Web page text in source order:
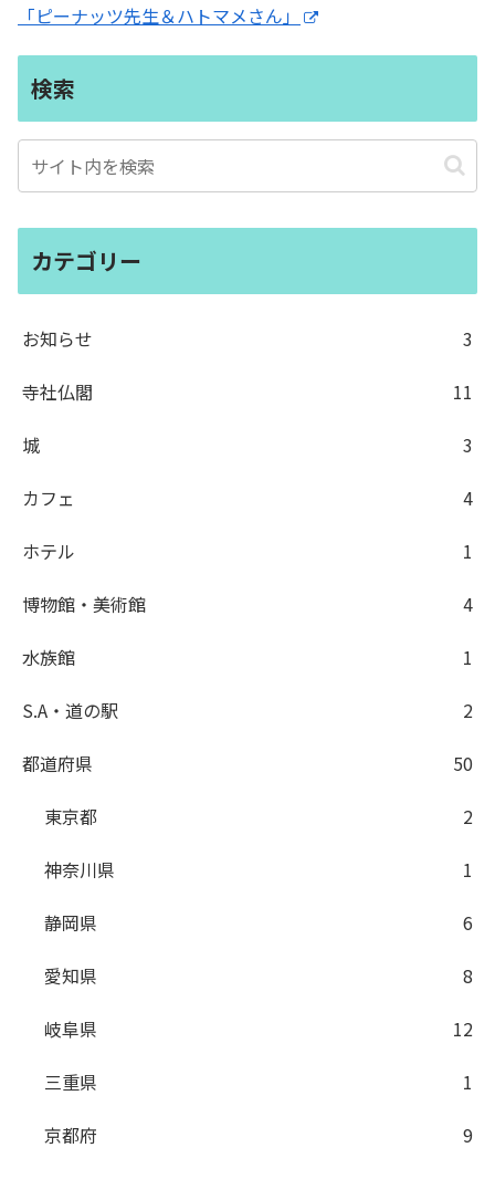
「ピーナッツ先生＆ハトマメさん」
検索
カテゴリー
お知らせ
3
寺社仏閣
11
城
3
カフェ
4
ホテル
1
博物館・美術館
4
水族館
1
S.A・道の駅
2
都道府県
50
東京都
2
神奈川県
1
静岡県
6
愛知県
8
岐阜県
12
三重県
1
京都府
9